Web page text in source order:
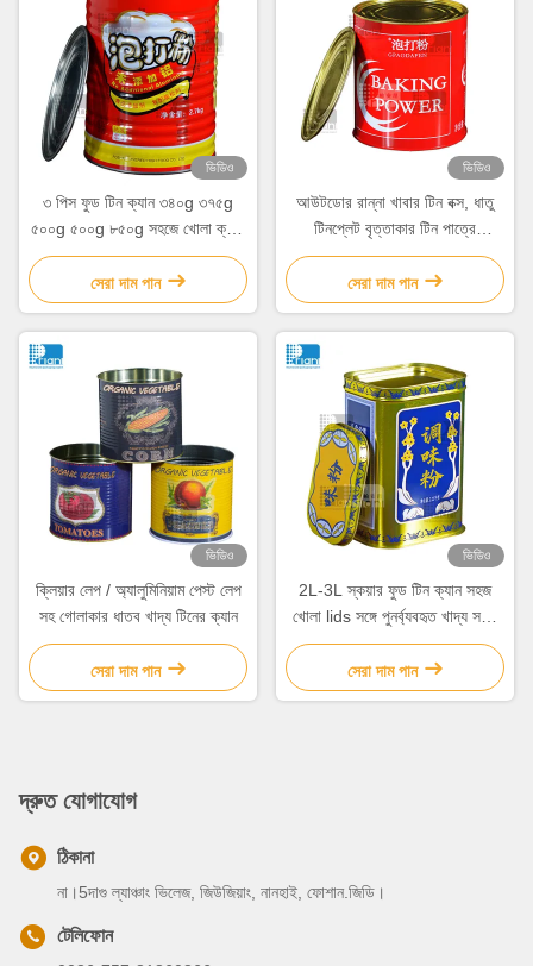
ভিডিও
৩ পিস ফুড টিন ক্যান ৩৪০g ৩৭৫g
৫০০g ৫০০g ৮৫০g সহজে খোলা ক্যাপ
সহ
সেরা দাম পান
ভিডিও
আউটডোর রান্না খাবার টিন বক্স, ধাতু
টিনপ্লেট বৃত্তাকার টিন পাত্রে
কাস্টমাইজড
সেরা দাম পান
ভিডিও
ক্লিয়ার লেপ / অ্যালুমিনিয়াম পেস্ট লেপ
সহ গোলাকার ধাতব খাদ্য টিনের ক্যান
সেরা দাম পান
ভিডিও
2L-3L স্কয়ার ফুড টিন ক্যান সহজ
খোলা lids সঙ্গে পুনর্ব্যবহৃত খাদ্য সঞ্চয়
ক্যান
সেরা দাম পান
দ্রুত যোগাযোগ
ঠিকানা
না।5দাগু ল্যাঞ্চাং ভিলেজ, জিউজিয়াং, নানহাই, ফোশান.জিডি।
টেলিফোন